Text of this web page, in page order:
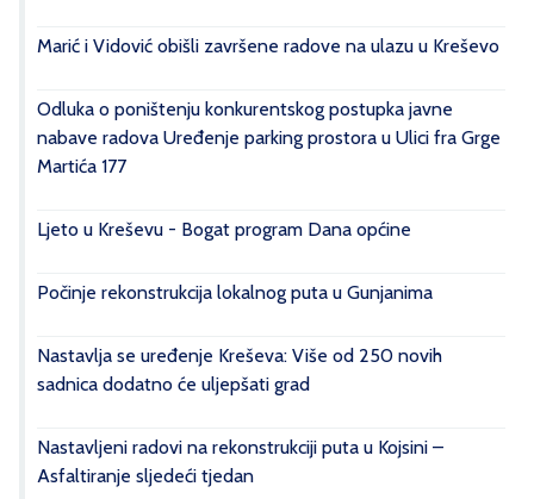
Marić i Vidović obišli završene radove na ulazu u Kreševo
Odluka o poništenju konkurentskog postupka javne
nabave radova Uređenje parking prostora u Ulici fra Grge
Martića 177
Ljeto u Kreševu - Bogat program Dana općine
Počinje rekonstrukcija lokalnog puta u Gunjanima
Nastavlja se uređenje Kreševa: Više od 250 novih
sadnica dodatno će uljepšati grad
Nastavljeni radovi na rekonstrukciji puta u Kojsini –
Asfaltiranje sljedeći tjedan